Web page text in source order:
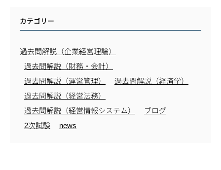
カテゴリー
過去問解説（企業経営理論）
過去問解説（財務・会計）
過去問解説（運営管理）
過去問解説（経済学）
過去問解説（経営法務）
過去問解説（経営情報システム）
ブログ
2次試験
news